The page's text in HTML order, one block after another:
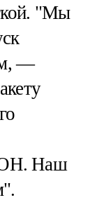
"Мы
—
Наш